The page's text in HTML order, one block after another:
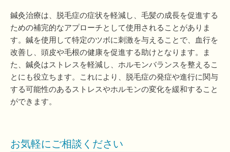
鍼灸治療は、脱毛症の症状を軽減し、毛髪の成長を促進する
ための補完的なアプローチとして使用されることがありま
す。鍼を使用して特定のツボに刺激を与えることで、血行を
改善し、頭皮や毛根の健康を促進する助けとなります。ま
た、鍼灸はストレスを軽減し、ホルモンバランスを整えるこ
とにも役立ちます。これにより、脱毛症の発症や進行に関与
する可能性のあるストレスやホルモンの変化を緩和すること
ができます。
お気軽にご相談ください